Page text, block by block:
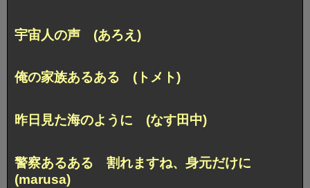
宇宙人の声 (あろえ)
俺の家族あるある (トメト)
昨日見た海のように (なす田中)
警察あるある 割れますね、身元だけに
(marusa)